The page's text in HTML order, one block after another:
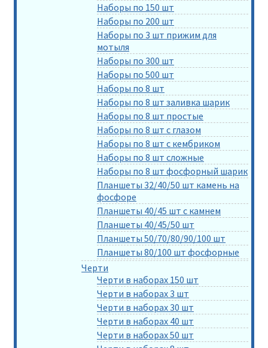
Наборы по 150 шт
Наборы по 200 шт
Наборы по 3 шт прижим для
мотыля
Наборы по 300 шт
Наборы по 500 шт
Наборы по 8 шт
Наборы по 8 шт заливка шарик
Наборы по 8 шт простые
Наборы по 8 шт с глазом
Наборы по 8 шт с кембриком
Наборы по 8 шт сложные
Наборы по 8 шт фосфорный шарик
Планшеты 32/40/50 шт камень на
фосфоре
Планшеты 40/45 шт с камнем
Планшеты 40/45/50 шт
Планшеты 50/70/80/90/100 шт
Планшеты 80/100 шт фосфорные
Черти
Черти в наборах 150 шт
Черти в наборах 3 шт
Черти в наборах 30 шт
Черти в наборах 40 шт
Черти в наборах 50 шт